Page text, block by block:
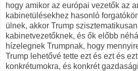
hogy amikor az európai vezetők az
kabinetülésekhez hasonló
ülnek, akkor Trump
kabinetvezetőknek, és ők előbb
hízelegnek Trumpnak, hogy
Trump lehetővé tette ezt és ezt és
konkrétumokra, és konkrét